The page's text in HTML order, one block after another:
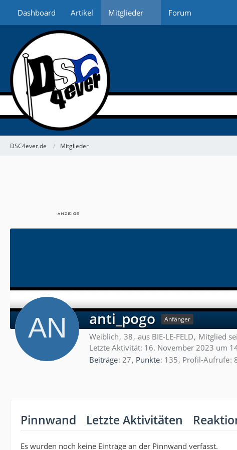
Dashboard Artikel Mitglieder Forum
DSC4ever.de Mitglieder
anti_pogo Anfänger
Weiblich 38 aus BIE-LE-FELD Mitglied
Letzte Aktivität: 16. November 2023 um
Beiträge 27 Punkte 135 Profil-Aufrufe
Pinnwand Letzte Aktivitäten
Es wurden noch keine Einträge an der Pinnwand verfasst.